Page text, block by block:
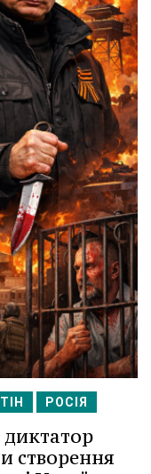
РОСІЯ
диктатор
створення